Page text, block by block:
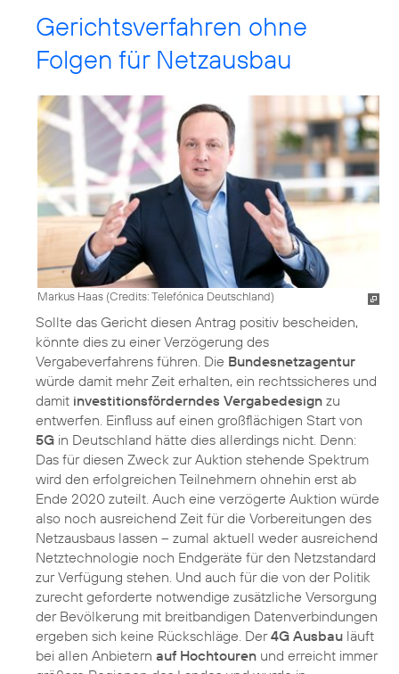
Gerichtsverfahren ohne
Folgen für Netzausbau
Markus Haas (Credits: Telefónica Deutschland)
Sollte das Gericht diesen Antrag positiv bescheiden,
könnte dies zu einer Verzögerung des
Vergabeverfahrens führen. Die Bundesnetzagentur
würde damit mehr Zeit erhalten, ein rechtssicheres und
damit investitionsförderndes Vergabedesign zu
entwerfen. Einfluss auf einen großflächigen Start von
5G in Deutschland hätte dies allerdings nicht. Denn:
Das für diesen Zweck zur Auktion stehende Spektrum
wird den erfolgreichen Teilnehmern ohnehin erst ab
Ende 2020 zuteilt. Auch eine verzögerte Auktion würde
also noch ausreichend Zeit für die Vorbereitungen des
Netzausbaus lassen – zumal aktuell weder ausreichend
Netztechnologie noch Endgeräte für den Netzstandard
zur Verfügung stehen. Und auch für die von der Politik
zurecht geforderte notwendige zusätzliche Versorgung
der Bevölkerung mit breitbandigen Datenverbindungen
ergeben sich keine Rückschläge. Der4G Ausbau läuft
bei allen Anbietern auf Hochtouren und erreicht immer